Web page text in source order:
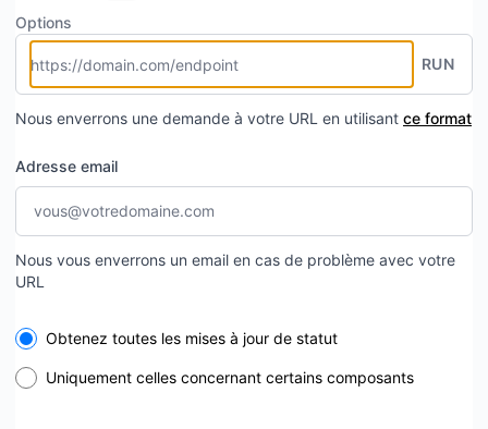
Options
RUN
Nous enverrons une demande à votre URL en utilisant ce format
Adresse email
Nous vous enverrons un email en cas de problème avec votre
URL
Select the components you want to receive updates for
Obtenez toutes les mises à jour de statut
Uniquement celles concernant certains composants